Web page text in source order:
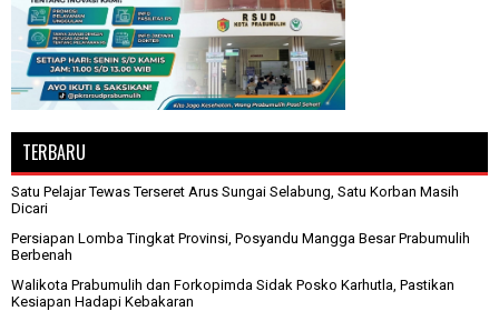
TERBARU
Satu Pelajar Tewas Terseret Arus Sungai Selabung, Satu Korban Masih
Dicari
Persiapan Lomba Tingkat Provinsi, Posyandu Mangga Besar Prabumulih
Berbenah
Walikota Prabumulih dan Forkopimda Sidak Posko Karhutla, Pastikan
Kesiapan Hadapi Kebakaran